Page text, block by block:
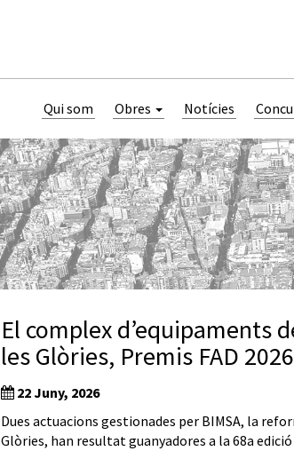
Qui som Obres Notícies
El complex d’equipaments
les Glòries, Premis FAD 2026
22 Juny, 2026
Dues actuacions gestionades per BIMSA, la
Glòries, han resultat guanyadores a la 68a